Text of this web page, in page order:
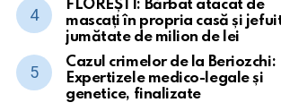
FLOREȘTI: Bărbat atacat de
mascați în propria casă și
jumătate de milion de lei
Cazul crimelor de la Beriozchi:
Expertizele medico-legale și
genetice, finalizate